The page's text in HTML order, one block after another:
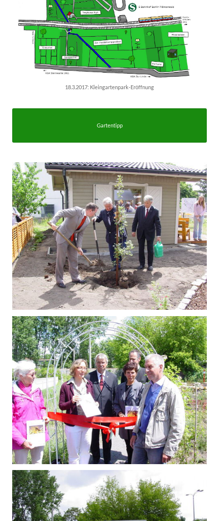
18.3.2017: Kleingartenpark-Eröffnung
Gartentipp